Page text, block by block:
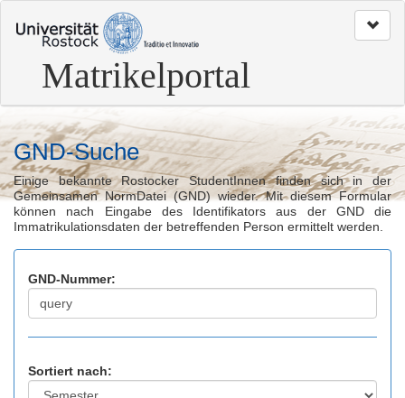
zum
Seitenanfang
Matrikelportal
GND-Suche
Einige bekannte Rostocker StudentInnen finden sich in der
Gemeinsamen NormDatei (GND) wieder. Mit diesem Formular
können nach Eingabe des Identifikators aus der GND die
Immatrikulationsdaten der betreffenden Person ermittelt werden.
GND-Nummer:
Sortiert nach: